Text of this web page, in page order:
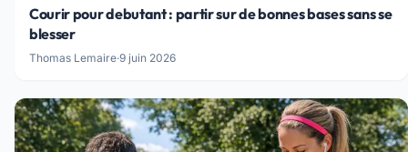
Courir pour debutant : partir sur de bonnes bases sans se
blesser
Thomas Lemaire·9 juin 2026